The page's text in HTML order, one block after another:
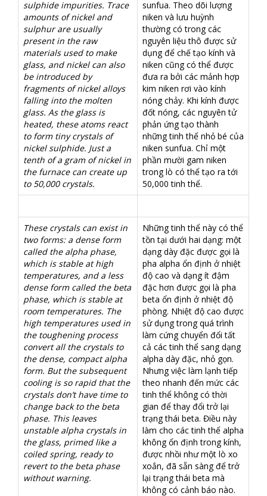
sulphide impurities. Trace
amounts of nickel and
sulphur are usually
present in the raw
materials used to make
glass, and nickel can also
be introduced by
fragments of nickel alloys
falling into the molten
glass. As the glass is
heated, these atoms react
to form tiny crystals of
nickel sulphide. Just a
tenth of a gram of nickel in
the furnace can create up
to 50,000 crystals.
sunfua. Theo dõi lượng
niken và lưu huỳnh
thường có trong các
nguyên liệu thô được sử
dụng để chế tạo kính và
niken cũng có thể được
đưa ra bởi các mảnh hợp
kim niken rơi vào kính
nóng chảy. Khi kính được
đốt nóng, các nguyên tử
phản ứng tạo thành
những tinh thể nhỏ bé của
niken sunfua. Chỉ một
phần mười gam niken
trong lò có thể tạo ra tới
50,000 tinh thể.
These crystals can exist in
two forms: a dense form
called the alpha phase,
which is stable at high
temperatures, and a less
dense form called the beta
phase, which is stable at
room temperatures. The
high temperatures used in
the toughening process
convert all the crystals to
the dense, compact alpha
form. But the subsequent
cooling is so rapid that the
crystals don’t have time to
change back to the beta
phase. This leaves
unstable alpha crystals in
the glass, primed like a
coiled spring, ready to
revert to the beta phase
without warning.
Những tinh thể này có thể
tồn tại dưới hai dạng: một
dạng dày đặc được gọi là
pha alpha ổn định ở nhiệt
độ cao và dạng ít đậm
đặc hơn được gọi là pha
beta ổn định ở nhiệt độ
phòng. Nhiệt độ cao được
sử dụng trong quá trình
làm cứng chuyển đổi tất
cả các tinh thể sang dạng
alpha dày đặc, nhỏ gọn.
Nhưng việc làm lạnh tiếp
theo nhanh đến mức các
tinh thể không có thời
gian để thay đổi trở lại
trạng thái beta. Điều này
làm cho các tinh thể alpha
không ổn định trong kính,
được nhồi như một lò xo
xoắn, đã sẵn sàng để trở
lại trạng thái beta mà
không có cảnh báo nào.